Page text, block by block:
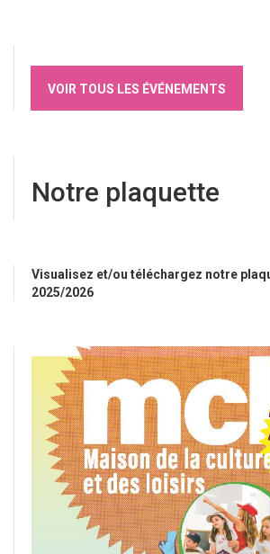
VOIR TOUS LES ÉVÉNEMENTS
Notre plaquette
Visualisez et/ou téléchargez notre
2025/2026